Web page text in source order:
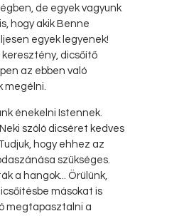
de egyek vagyunk
hogy akik Benne
egyek legyenek!
dicsőítő
az ebben való
megélni.
énekelni Istennek.
szóló dicséret kedves
hogy ehhez az
szükséges.
a hangok... Örülünk,
másokat is
megtapasztalni a